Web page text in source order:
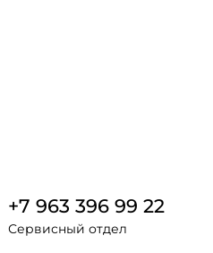
+7 963 396 99 22
Сервисный отдел